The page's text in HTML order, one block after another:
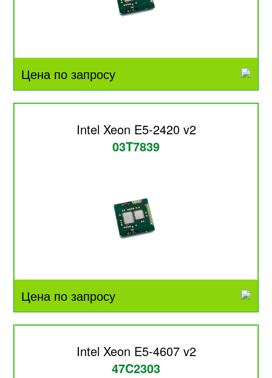
Цена по запросу
Intel Xeon E5-2420 v2
03T7839
Цена по запросу
Intel Xeon E5-4607 v2
47C2303